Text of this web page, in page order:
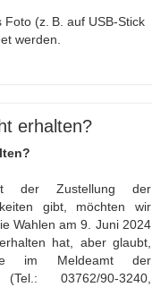
(z. B. auf USB-Stick
werden.
erhalten?
Zustellung der
gibt, möchten wir
Wahlen am 9. Juni 2024
hat, aber glaubt,
im Meldeamt der
03762/90-3240,